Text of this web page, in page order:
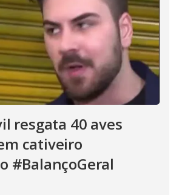
resgata 40 aves
cativeiro
#BalançoGeral